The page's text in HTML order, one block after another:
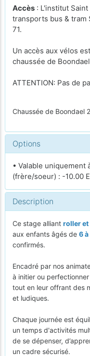
Accès : L'institut
transports bus & tram
71.
Un accès aux vélos
chaussée de
ATTENTION: Pas de
Chaussée de Boondael
Options
• Valable
(frère/soeur) : -10.00
Description
Ce stage alliant roller
aux enfants âgés de 6
confirmés.
Encadré par nos
à initier ou
tout en leur offrant des
et ludiques.
Chaque journée est
un temps d'activités
de se dépenser,
un cadre sécurisé.